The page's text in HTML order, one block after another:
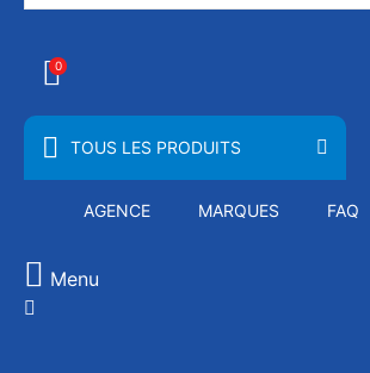
0
TOUS LES PRODUITS
AGENCE MARQUES FAQ
Menu